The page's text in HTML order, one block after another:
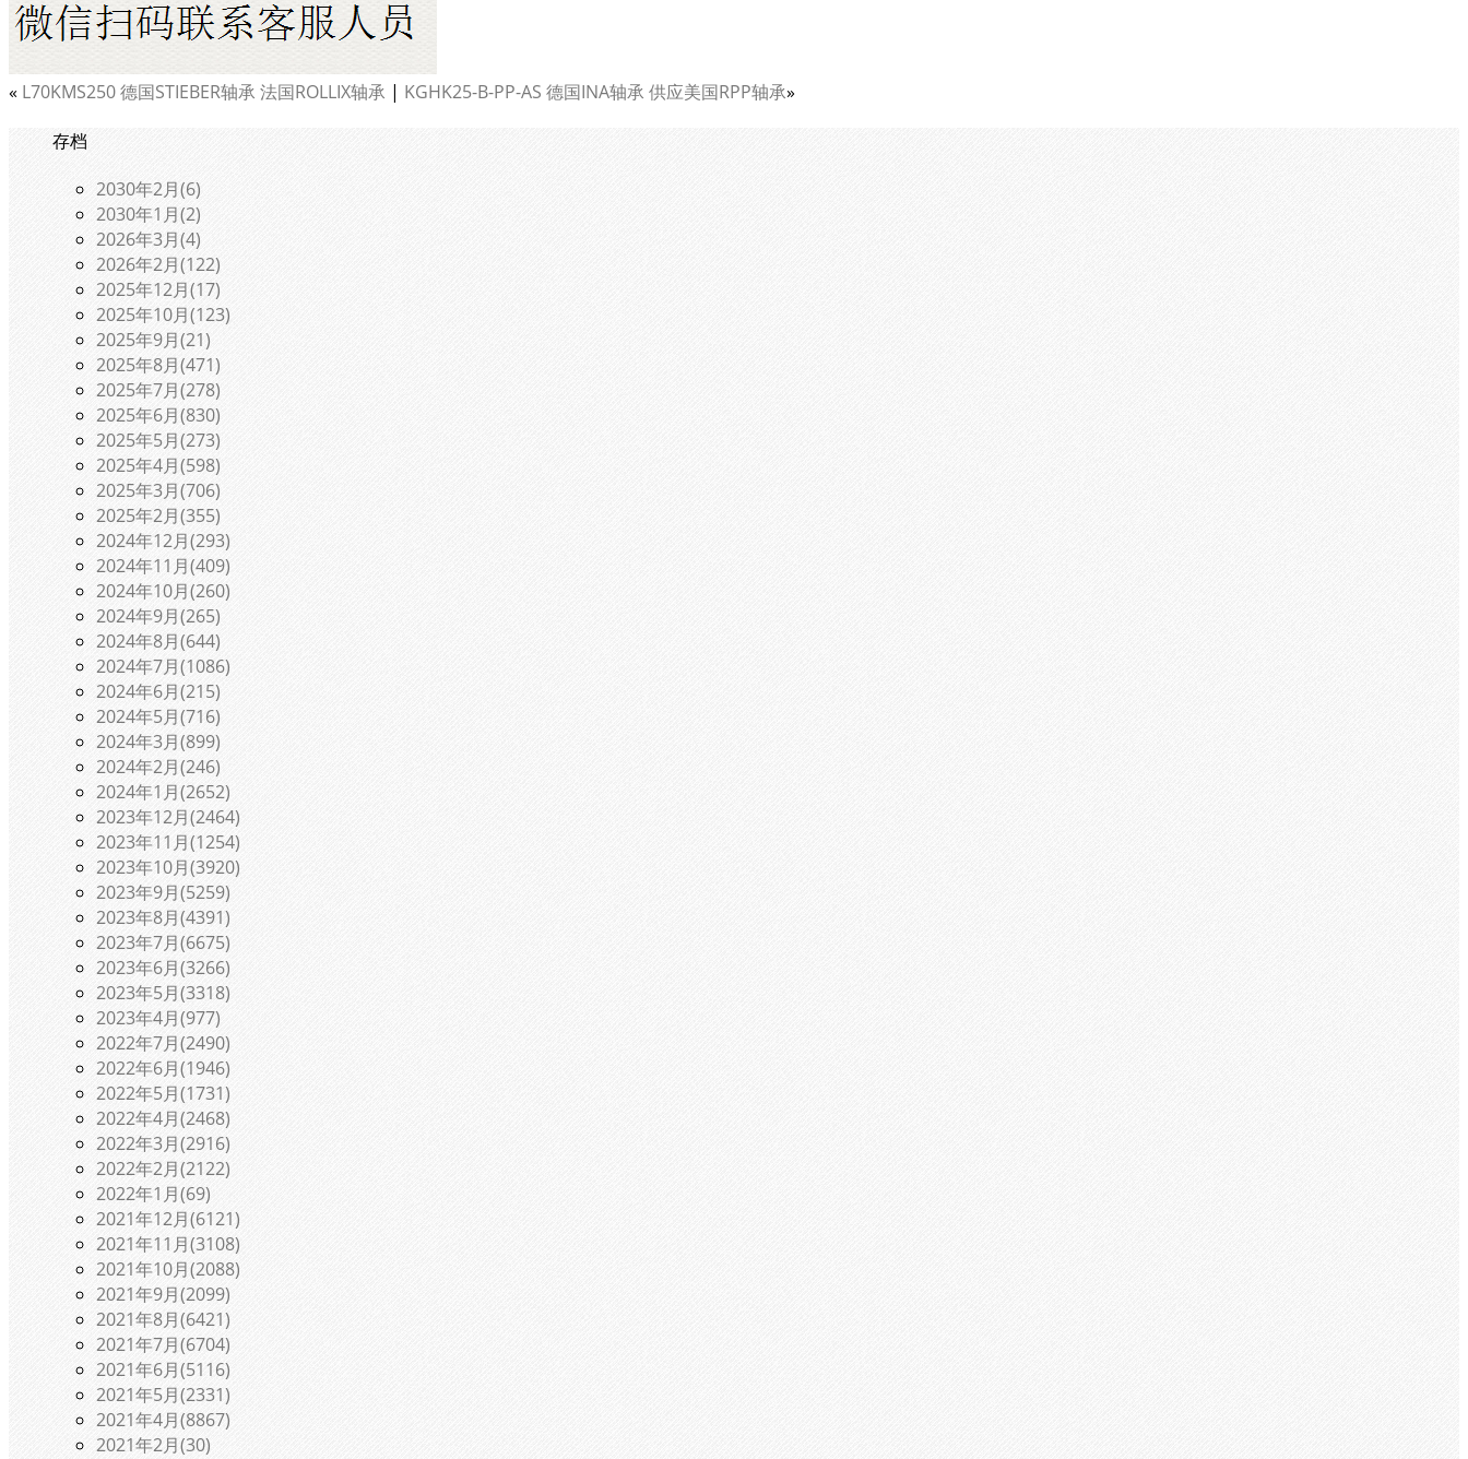
« L70KMS250 德国STIEBER轴承 法国ROLLIX轴承 | KGHK25-B-PP-AS 德国INA轴承 供应美国RPP轴承»
存档
2030年2月(6)
2030年1月(2)
2026年3月(4)
2026年2月(122)
2025年12月(17)
2025年10月(123)
2025年9月(21)
2025年8月(471)
2025年7月(278)
2025年6月(830)
2025年5月(273)
2025年4月(598)
2025年3月(706)
2025年2月(355)
2024年12月(293)
2024年11月(409)
2024年10月(260)
2024年9月(265)
2024年8月(644)
2024年7月(1086)
2024年6月(215)
2024年5月(716)
2024年3月(899)
2024年2月(246)
2024年1月(2652)
2023年12月(2464)
2023年11月(1254)
2023年10月(3920)
2023年9月(5259)
2023年8月(4391)
2023年7月(6675)
2023年6月(3266)
2023年5月(3318)
2023年4月(977)
2022年7月(2490)
2022年6月(1946)
2022年5月(1731)
2022年4月(2468)
2022年3月(2916)
2022年2月(2122)
2022年1月(69)
2021年12月(6121)
2021年11月(3108)
2021年10月(2088)
2021年9月(2099)
2021年8月(6421)
2021年7月(6704)
2021年6月(5116)
2021年5月(2331)
2021年4月(8867)
2021年2月(30)